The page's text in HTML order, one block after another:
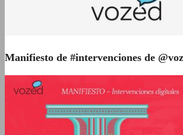
Manifiesto de #intervenciones de